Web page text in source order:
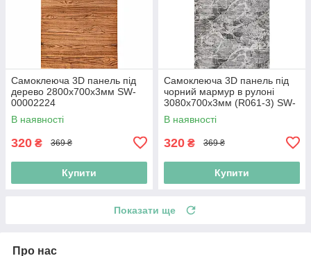
Самоклеюча 3D панель під
дерево 2800x700x3мм SW-
00002224
В наявності
320 ₴ 369 ₴
Купити
Самоклеюча 3D панель під
чорний мармур в рулоні
3080x700x3мм (R061-3) SW-
00001395
В наявності
320 ₴ 369 ₴
Купити
Показати ще
Про нас